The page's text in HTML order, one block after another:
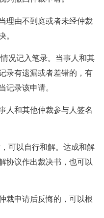
理由不到庭或者未经仲裁
。
况记入笔录。当事人和其
录有遗漏或者差错的，有
记录该申请。
人和其他仲裁参与人签名
可以自行和解。达成和解
协议作出裁决书，也可以
裁申请后反悔的，可以根